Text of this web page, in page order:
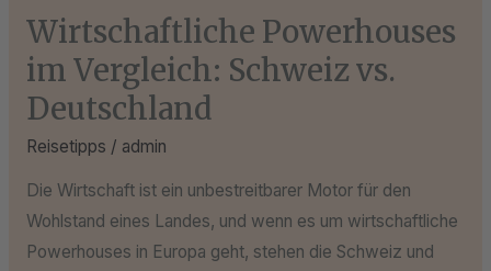
Wirtschaftliche Powerhouses
im Vergleich: Schweiz vs.
Deutschland
Reisetipps / admin
Die Wirtschaft ist ein unbestreitbarer Motor für den
Wohlstand eines Landes, und wenn es um wirtschaftliche
Powerhouses in Europa geht, stehen die Schweiz und